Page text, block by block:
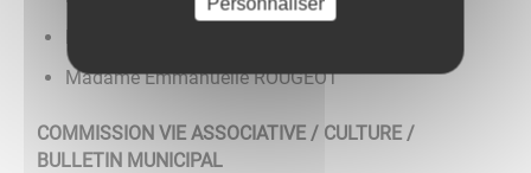
Madame Stéphanie GUILLEMAUD
Madame Emmanuelle ROUGEOT
COMMISSION VIE ASSOCIATIVE / CULTURE /
BULLETIN MUNICIPAL